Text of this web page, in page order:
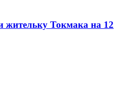
жительку Токмака на 12